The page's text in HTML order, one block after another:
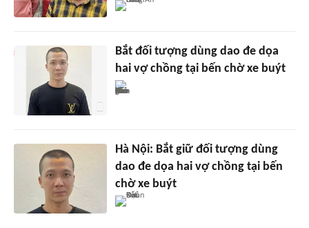
Bắt đối tượng dùng dao đe dọa
hai vợ chồng tại bến chờ xe buýt
Hà Nội: Bắt giữ đối tượng dùng
dao đe dọa hai vợ chồng tại bến
chờ xe buýt